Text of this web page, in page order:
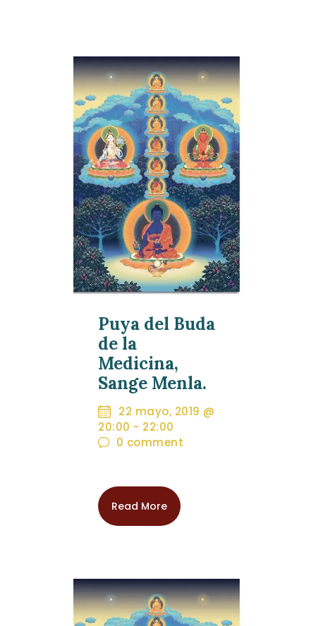
A.M.T. MÉXICO
Puya del Buda
de la
Medicina,
Sange Menla.
22 mayo, 2019 @
20:00 - 22:00
0 comment
Read More